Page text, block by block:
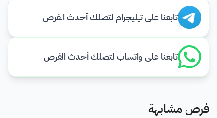
تابعنا على تيليجرام لتصلك أحدث الفرص
تابعنا على واتساب لتصلك أحدث الفرص
فرص مشابهة